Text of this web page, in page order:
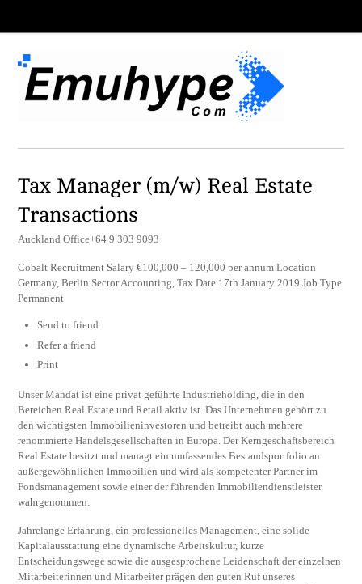
Tax Manager (m/w) Real Estate
Transactions
Auckland Office+64 9 303 9093
Cobalt Recruitment Salary €100,000 – 120,000 per annum Location
Germany, Berlin Sector Accounting, Tax Date 17th January 2019 Job Type
Permanent
Send to friend
Refer a friend
Print
Unser Mandat ist eine privat geführte Industrieholding, die in den
Bereichen Real Estate und Retail aktiv ist. Das Unternehmen gehört zu
den wichtigsten Immobilieninvestoren und betreibt auch mehrere
renommierte Handelsgesellschaften in Europa. Der Kerngeschäftsbereich
Real Estate besitzt und managt ein umfassendes Bestandsportfolio an
außergewöhnlichen Immobilien und wird als kompetenter Partner im
Fondsmanagement sowie einer der führenden Immobiliendienstleister
wahrgenommen.
Jahrelange Erfahrung, ein professionelles Management, eine solide
Kapitalausstattung eine dynamische Arbeitskultur, kurze
Entscheidungswege sowie die ausgesprochene Leidenschaft der einzelnen
Mitarbeiterinnen und Mitarbeiter prägen den guten Ruf unseres